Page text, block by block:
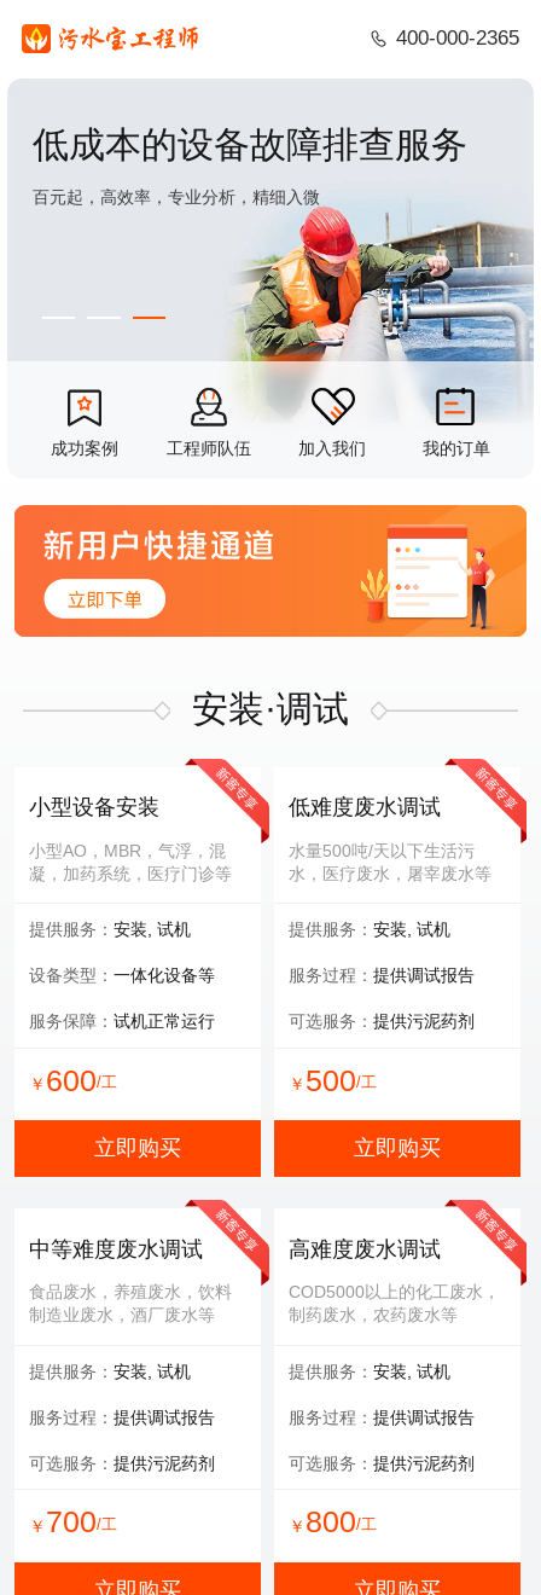
400-000-2365
低成本的设备故障排查服务
百元起，高效率，专业分析，精细入微
成功案例 工程师队伍 加入我们 我的订单
安装·调试
小型设备安装
小型AO，MBR，气浮，混
凝，加药系统，医疗门诊等
提供服务： 安装, 试机
设备类型： 一体化设备等
服务保障： 试机正常运行
￥ 600/工
立即购买
低难度废水调试
水量500吨/天以下生活污
水，医疗废水，屠宰废水等
提供服务： 安装, 试机
服务过程： 提供调试报告
可选服务： 提供污泥药剂
￥ 500/工
立即购买
中等难度废水调试
食品废水，养殖废水，饮料
制造业废水，酒厂废水等
提供服务： 安装, 试机
服务过程： 提供调试报告
可选服务： 提供污泥药剂
￥ 700/工
立即购买
高难度废水调试
COD5000以上的化工废水，
制药废水，农药废水等
提供服务： 安装, 试机
服务过程： 提供调试报告
可选服务： 提供污泥药剂
￥ 800/工
立即购买